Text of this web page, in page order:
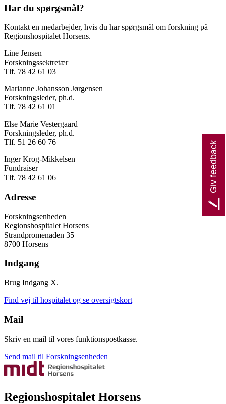
Har du spørgsmål?
Kontakt en medarbejder, hvis du har spørgsmål om forskning på
Regionshospitalet Horsens.
Line Jensen
Forskningssektretær
Tlf. 78 42 61 03
Marianne Johansson Jørgensen
Forskningsleder, ph.d.
Tlf. 78 42 61 01
Else Marie Vestergaard
Forskningsleder, ph.d.
Tlf. 51 26 60 76
Inger Krog-Mikkelsen
Fundraiser
Tlf. 78 42 61 06
Adresse
Forskningsenheden
Regionshospitalet Horsens
Strandpromenaden 35
8700 Horsens
Indgang
Brug Indgang X.
Find vej til hospitalet og se oversigtskort
Mail
Skriv en mail til vores funktionspostkasse.
Send mail til Forskningsenheden
Regionshospitalet Horsens
Giv feedback